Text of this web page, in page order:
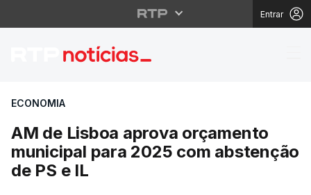
Entrar
AM de Lisboa aprova
ECONOMIA
AM de Lisboa aprova orçamento
municipal para 2025 com abstenção
de PS e IL